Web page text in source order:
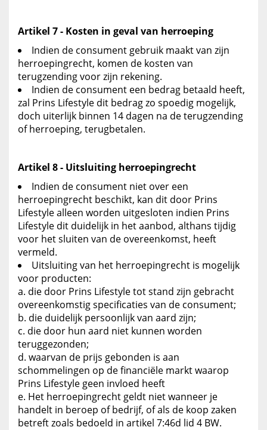
Artikel 7 - Kosten in geval van herroeping
Indien de consument gebruik maakt van zijn
herroepingrecht, komen de kosten van
terugzending voor zijn rekening.
Indien de consument een bedrag betaald heeft,
zal Prins Lifestyle dit bedrag zo spoedig mogelijk,
doch uiterlijk binnen 14 dagen na de terugzending
of herroeping, terugbetalen.
Artikel 8 - Uitsluiting herroepingrecht
Indien de consument niet over een
herroepingrecht beschikt, kan dit door Prins
Lifestyle alleen worden uitgesloten indien Prins
Lifestyle dit duidelijk in het aanbod, althans tijdig
voor het sluiten van de overeenkomst, heeft
vermeld.
Uitsluiting van het herroepingrecht is mogelijk
voor producten:
die door Prins Lifestyle tot stand zijn gebracht
overeenkomstig specificaties van de consument;
die duidelijk persoonlijk van aard zijn;
die door hun aard niet kunnen worden
teruggezonden;
waarvan de prijs gebonden is aan
schommelingen op de financiële markt waarop
Prins Lifestyle geen invloed heeft
Het herroepingrecht geldt niet wanneer je
handelt in beroep of bedrijf, of als de koop zaken
betreft zoals bedoeld in artikel 7:46d lid 4 BW.